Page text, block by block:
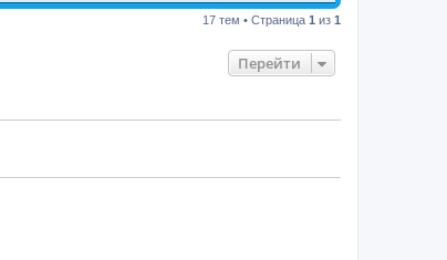
17 тем • Страница 1 из 1
Перейти